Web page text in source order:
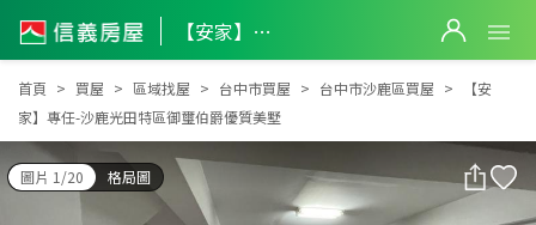
【安家】專任-沙鹿光田特區御璽伯爵優質美墅
【安家】專任-沙鹿光田特區御璽伯爵優質美墅
首頁 買屋 區域找屋 台中市買屋 台中市沙鹿區買屋
【安
家】專任-沙鹿光田特區御璽伯爵優質美墅
圖片 1/20 格局圖